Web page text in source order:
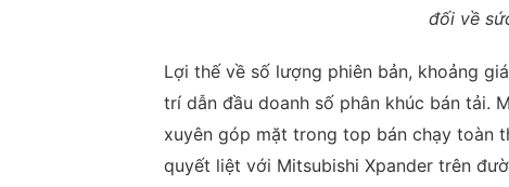
đối về
Lợi thế về số lượng phiên bản, khoảng
trí dẫn đầu doanh số phân khúc bán tải.
xuyên góp mặt trong top bán chạy toàn
quyết liệt với Mitsubishi Xpander trên